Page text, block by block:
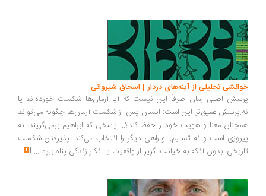
تحلیلی از آینه‌های دردار | اسحاق شیروانی
اصلی رمان صرفاً این نیست که آیا آرمان‌ها شکست خورده‌اند یا
عمیق‌تر این است: انسان پس از شکست آرمان‌ها چگونه می‌تواند
معنا و هویت خود را حفظ کند؟... پاسخی که ابراهیم برمی‌گزیند، نه
است و نه تسلیم. او راهی دیگر را انتخاب می‌کند: پذیرفتن شکست
بدون آنکه به خیانت، گریز از واقعیت یا انکار زندگی پناه ببرد...